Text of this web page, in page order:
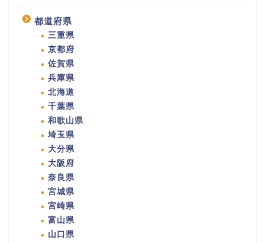
都道府県
三重県
京都府
佐賀県
兵庫県
北海道
千葉県
和歌山県
埼玉県
大分県
大阪府
奈良県
宮城県
宮崎県
富山県
山口県